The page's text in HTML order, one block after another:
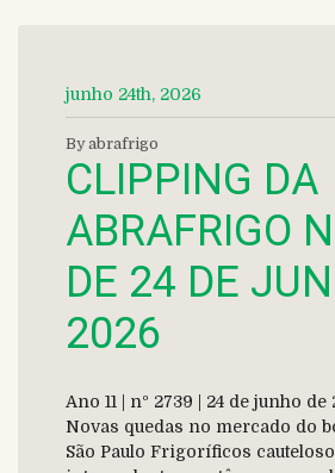
junho 24th, 2026
By abrafrigo
CLIPPING DA
ABRAFRIGO
DE 24 DE
2026
Ano 11 | nº 2739 | 24 de junho
Novas quedas no mercado do
São Paulo Frigoríficos